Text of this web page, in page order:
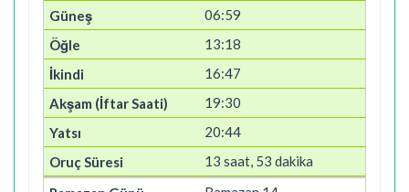
06:59
13:18
16:47
19:30
20:44
13 saat, 53 dakika